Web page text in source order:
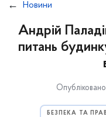
Новини
Андрій
питань
БЕЗПЕКА ТА